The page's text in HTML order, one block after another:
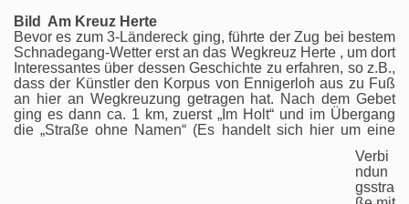
Bild Am Kreuz Herte
Bevor es zum 3-Ländereck ging, führte der Zug bei bestem
Schnadegang-Wetter erst an das Wegkreuz Herte , um dort
Interessantes über dessen Geschichte zu erfahren, so z.B.,
dass der Künstler den Korpus von Ennigerloh aus zu Fuß
an hier an Wegkreuzung getragen hat. Nach dem Gebet
ging es dann ca. 1 km, zuerst „Im Holt“ und im Übergang
die „Straße ohne Namen“ (Es handelt sich hier um eine
Verbi
ndun
gsstra